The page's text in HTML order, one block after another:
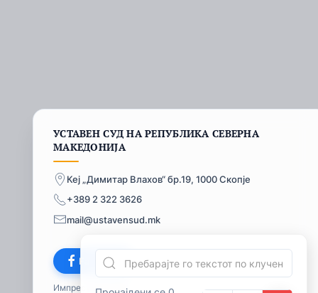
УСТАВЕН СУД НА РЕПУБЛИКА СЕВЕРНА
МАКЕДОНИЈА
Кеј „Димитар Влахов“ бр.19, 1000 Скопје
+389 2 322 3626
mail@ustavensud.mk
Facebook
Импресум© 2026